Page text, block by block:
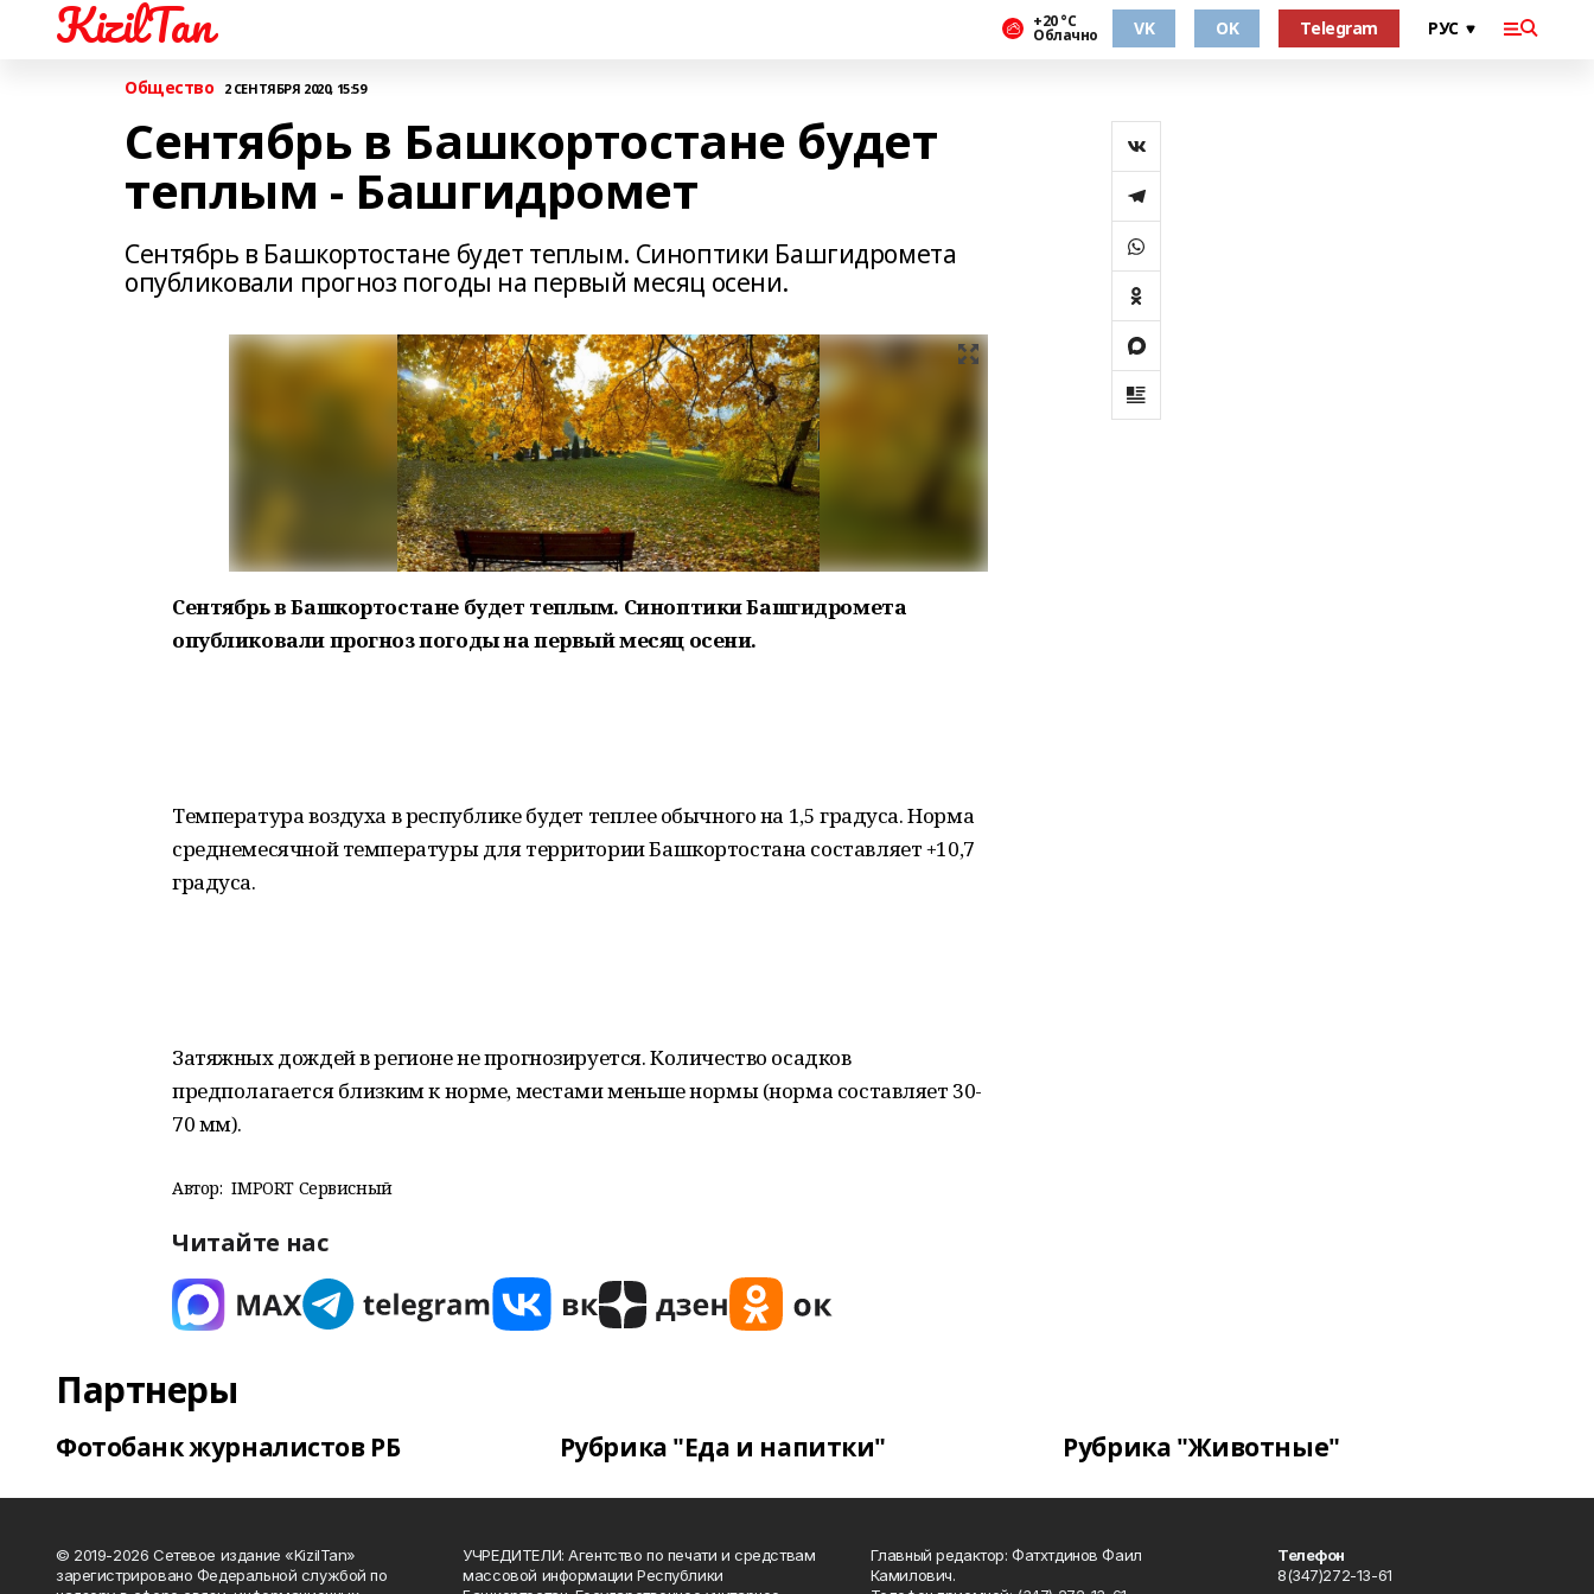
KizilTan +20 °С
Облачно VK OK Telegram
Общество 2 СЕНТЯБРЯ 2020, 15:59
Сентябрь в Башкортостане будет
теплым - Башгидромет
Сентябрь в Башкортостане будет теплым. Синоптики Башгидромета
опубликовали прогноз погоды на первый месяц осени.
Сентябрь в Башкортостане будет теплым. Синоптики Башгидромета
опубликовали прогноз погоды на первый месяц осени.
Температура воздуха в республике будет теплее обычного на 1,5 градуса. Норма
среднемесячной температуры для территории Башкортостана составляет +10,7
градуса.
Затяжных дождей в регионе не прогнозируется. Количество осадков
предполагается близким к норме, местами меньше нормы (норма составляет 30-
70 мм).
Автор: IMPORT Сервисный
Читайте нас
Партнеры
Фотобанк журналистов РБ Рубрика "Еда и напитки" Рубрика "Животные"
© 2019-2026 Сетевое издание «KizilTan»
зарегистрировано Федеральной службой по
УЧРЕДИТЕЛИ: Агентство по печати и средствам
массовой информации Республики
Главный редактор: Фатхтдинов Фаил
Камилович.
Телефон
8(347)272-13-61